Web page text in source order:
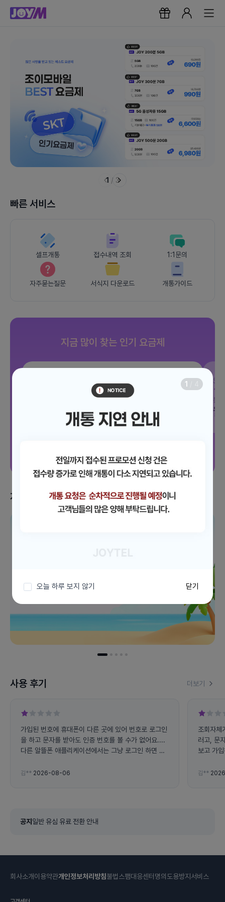
1 / 3
빠른 서비스
셀프개통 접수내역 조회 1:1문의
자주묻는질문 서식지 다운로드 개통가이드
지금 많이 찾는 인기 요금제
조이 음성자유 7GB
문자 100건
월 3,300원/ 평생할인
통
사용 후기 더보기
가입된 번호에 휴대폰이 다른 곳에 있어 번호로 로그인
을 하고 문자를 받아도 인증 번호를 볼 수가 없어요....
다른 알뜰폰 애플리케이션에서는 그냥 로그인 하면 사
하면 불편해요... 그리고 앱에서 자꾸 튕겨지고 문자 인
김** 2026-08-06
조회자체
러고, 문
보고 가
김**
지금 받을 수 있는 혜택 이벤트 더보기
공지 일반 유심 유료 전환 안내
회사소개이용약관개인정보처리방침불법스팸대응센터 명의도용방지서비스
오늘 하루 보지 않기 닫기
1